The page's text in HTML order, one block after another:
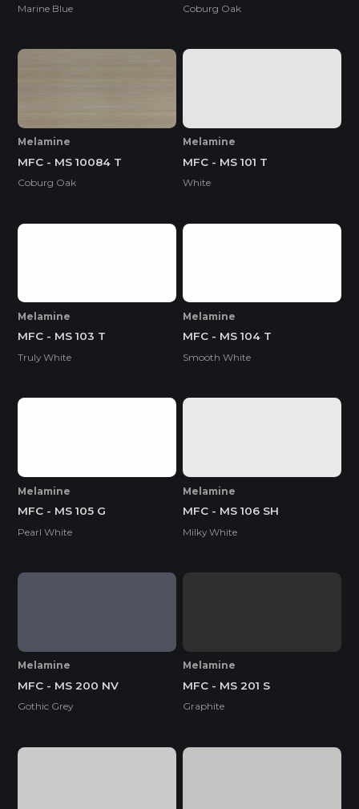
Marine Blue Coburg Oak
Melamine
MFC - MS 10084 T
Coburg Oak
Melamine
MFC - MS 101 T
White
Melamine
MFC - MS 103 T
Truly White
Melamine
MFC - MS 104 T
Smooth White
Melamine
MFC - MS 105 G
Pearl White
Melamine
MFC - MS 106 SH
Milky White
Melamine
MFC - MS 200 NV
Gothic Grey
Melamine
MFC - MS 201 S
Graphite